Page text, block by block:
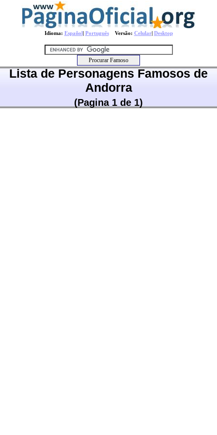
Idioma: Español| PortuguêsVersão: Celular| Desktop
Lista de Personagens Famosos de
Andorra
(Pagina 1 de 1)